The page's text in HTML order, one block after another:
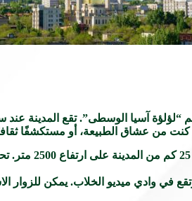
“لؤلؤة آسيا الوسطى”. تقع المدينة
كنت من عشاق الطبيعة، أو مستكشفًا
بحيرة ألماتي
في وادي ميديو الخلاب. يمكن للزوار